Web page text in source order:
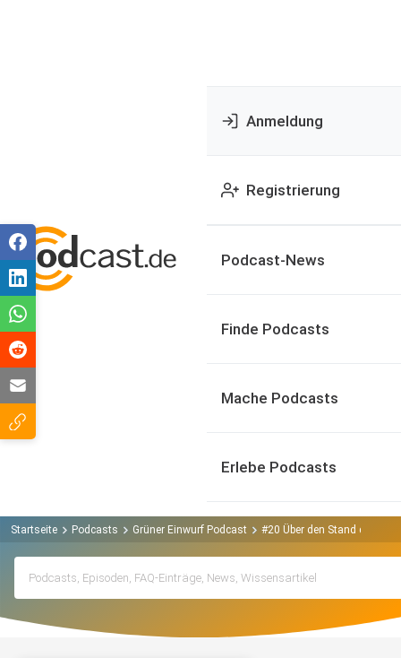
Anmeldung
Registrierung
Podcast-News
Finde Podcasts
Mache Podcasts
Erlebe Podcasts
Startseite Podcasts Grüner Einwurf Podcast #20 Über den Stand der